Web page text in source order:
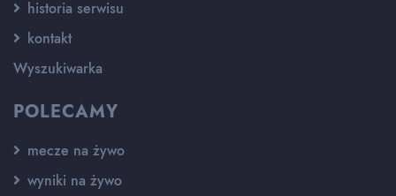
historia serwisu
kontakt
Wyszukiwarka
POLECAMY
mecze na żywo
wyniki na żywo